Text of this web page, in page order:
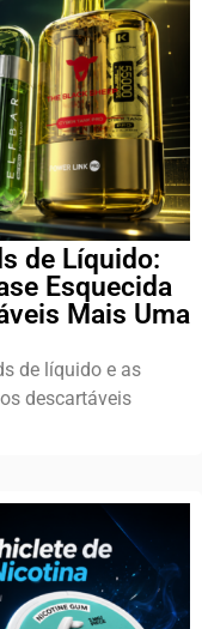
de Líquido:
Esquecida
Mais Uma
de líquido e as
descartáveis